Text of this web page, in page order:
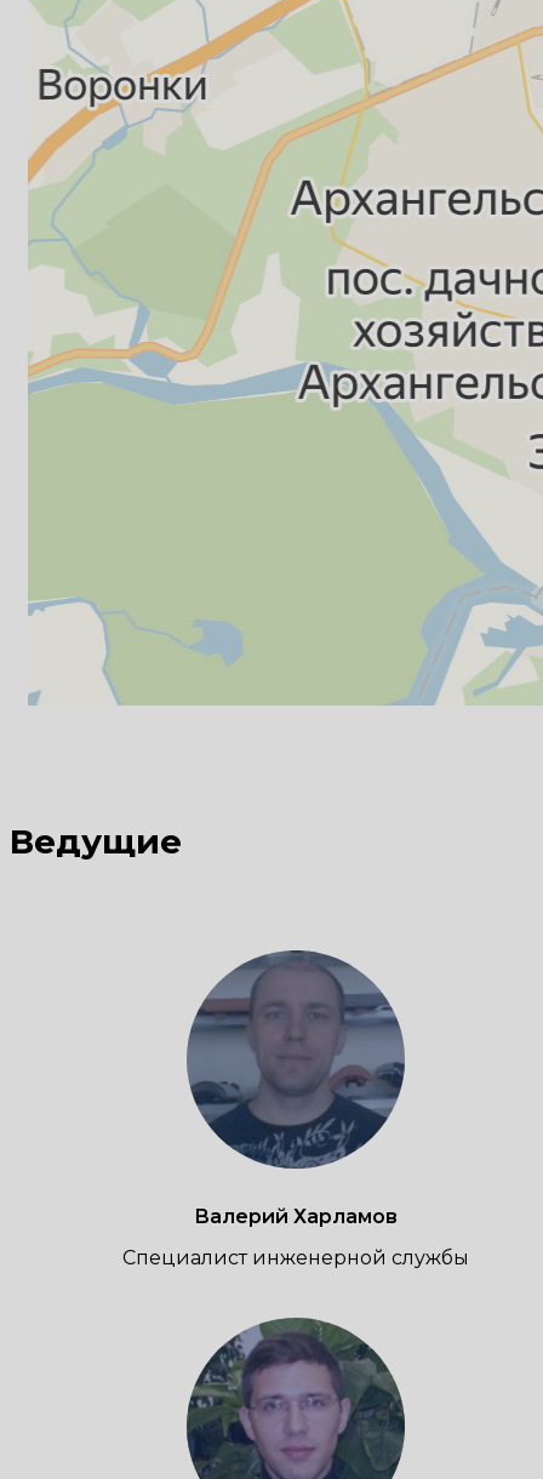
Ведущие
Валерий Харламов
Специалист инженерной службы